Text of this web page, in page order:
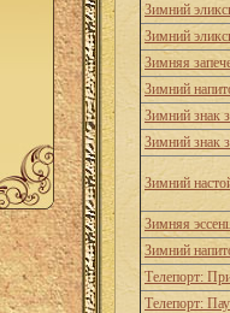
Зимний
Зимний
Зимняя
Зимний
Зимний знак
Зимний знак
Зимний
Зимняя
Зимний
Телепорт:
Телепорт: